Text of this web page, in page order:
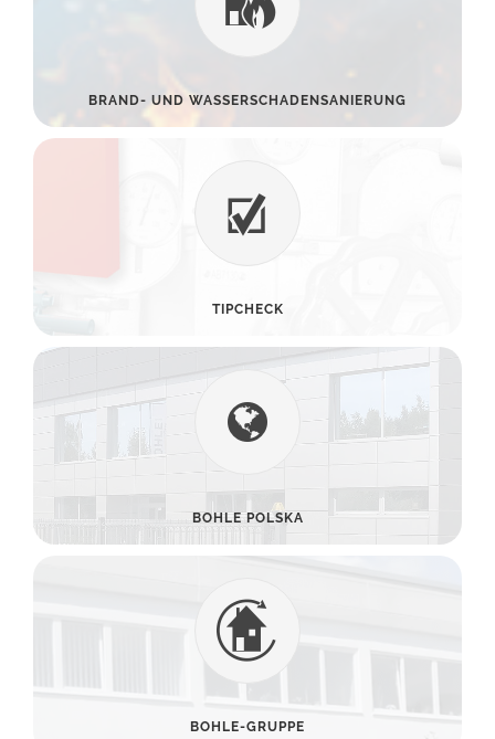
BRAND- UND WASSERSCHADENSANIERUNG
TIPCHECK
BOHLE POLSKA
BOHLE-GRUPPE